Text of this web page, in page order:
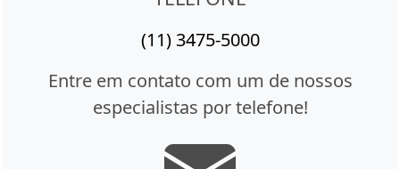
(11) 3475-5000
Entre em contato com um de nossos
especialistas por telefone!